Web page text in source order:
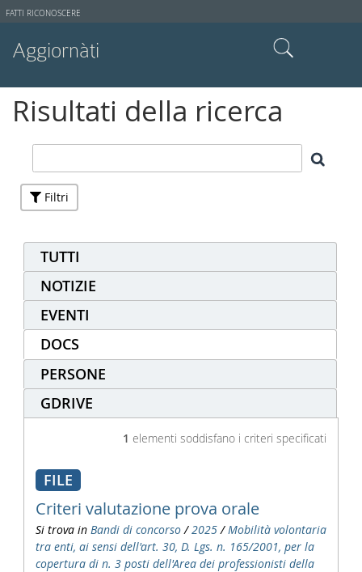
Strumenti
FATTI RICONOSCERE
Aggiornàti
Ricerca avanzata…
Risultati della ricerca
Filtri
TUTTI
NOTIZIE
EVENTI
DOCS
PERSONE
GDRIVE
1 elementi soddisfano i criteri specificati
FILE
Criteri valutazione prova orale
Si trova in Bandi di concorso /2025 /Mobilità volontaria
tra enti, ai sensi dell'art. 30, D. Lgs. n. 165/2001, per la
copertura di n. 3 posti dell'Area dei professionisti della